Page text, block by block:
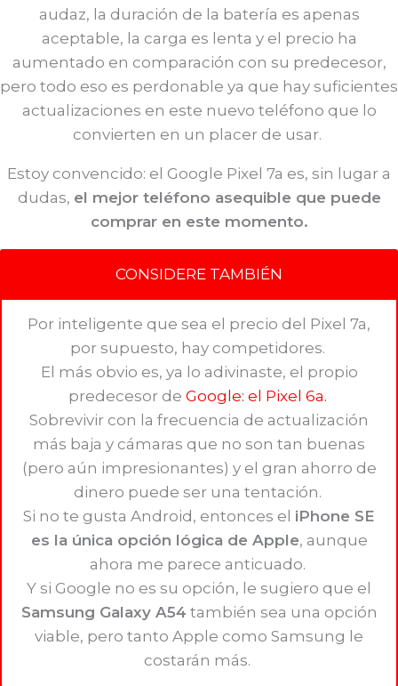
audaz, la duración de la batería es apenas
aceptable, la carga es lenta y el precio ha
aumentado en comparación con su predecesor,
pero todo eso es perdonable ya que hay suficientes
actualizaciones en este nuevo teléfono que lo
convierten en un placer de usar.
Estoy convencido: el Google Pixel 7a es, sin lugar a
dudas, el mejor teléfono asequible que puede
comprar en este momento.
CONSIDERE TAMBIÉN
Por inteligente que sea el precio del Pixel 7a,
por supuesto, hay competidores.
El más obvio es, ya lo adivinaste, el propio
predecesor de Google: el Pixel 6a.
Sobrevivir con la frecuencia de actualización
más baja y cámaras que no son tan buenas
(pero aún impresionantes) y el gran ahorro de
dinero puede ser una tentación.
Si no te gusta Android, entonces el iPhone SE
es la única opción lógica de Apple, aunque
ahora me parece anticuado.
Y si Google no es su opción, le sugiero que el
Samsung Galaxy A54 también sea una opción
viable, pero tanto Apple como Samsung le
costarán más.